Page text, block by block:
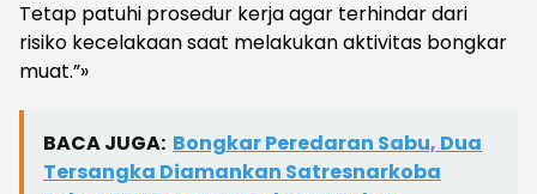
Tetap patuhi prosedur kerja agar terhindar dari
risiko kecelakaan saat melakukan aktivitas bongkar
muat.”»
BACA JUGA: Bongkar Peredaran Sabu, Dua
Tersangka Diamankan Satresnarkoba